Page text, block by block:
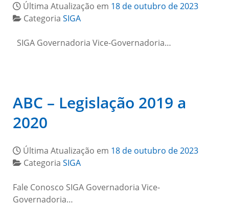
Última Atualização em 18 de outubro de 2023
Categoria SIGA
SIGA Governadoria Vice-Governadoria…
ABC – Legislação 2019 a
2020
Última Atualização em 18 de outubro de 2023
Categoria SIGA
Fale Conosco SIGA Governadoria Vice-
Governadoria…